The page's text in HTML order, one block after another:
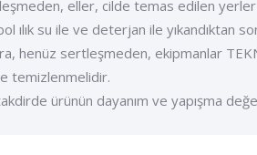
eller, cilde temas edilen
ılık su ile ve deterjan ile yıkandıktan
henüz sertleşmeden, ekipmanlar
temizlenmelidir.
ürünün dayanım ve yapışma